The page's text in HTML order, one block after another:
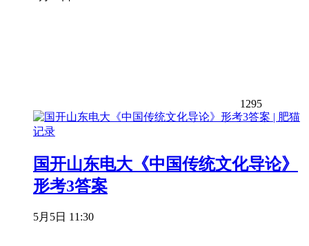
1295
国开山东电大《中国传统文化导论》
形考3答案
5月5日 11:30